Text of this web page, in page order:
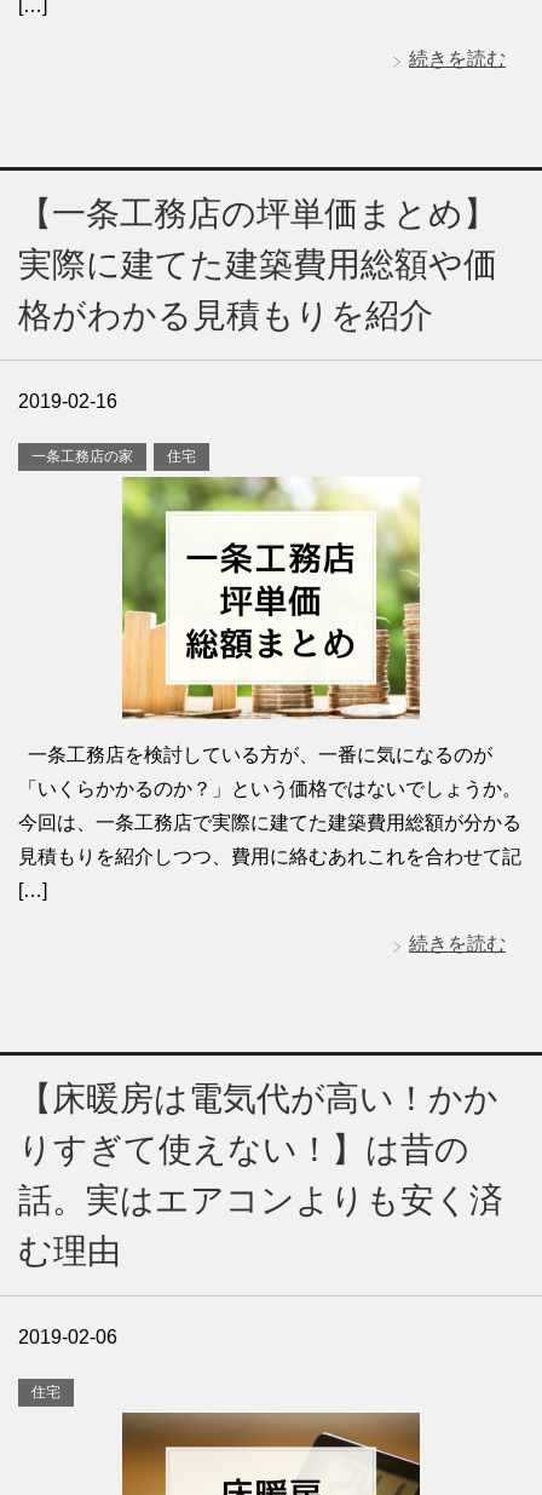
[…]
続きを読む
【一条工務店の坪単価まとめ】
実際に建てた建築費用総額や価
格がわかる見積もりを紹介
2019-02-16
一条工務店の家 住宅
一条工務店を検討している方が、一番に気になるのが
「いくらかかるのか？」という価格ではないでしょうか。
今回は、一条工務店で実際に建てた建築費用総額が分かる
見積もりを紹介しつつ、費用に絡むあれこれを合わせて記
[…]
続きを読む
【床暖房は電気代が高い！かか
りすぎて使えない！】は昔の
話。実はエアコンよりも安く済
む理由
2019-02-06
住宅